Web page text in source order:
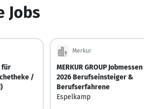
Jobs
für
/
Merkur
MERKUR GROUP Jobmessen
2026 Berufseinsteiger &
Berufserfahrene
Espelkamp